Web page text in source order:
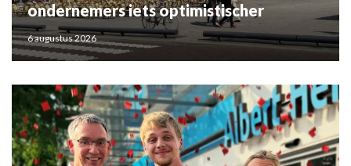
ondernemers iets optimistischer
6 augustus 2026